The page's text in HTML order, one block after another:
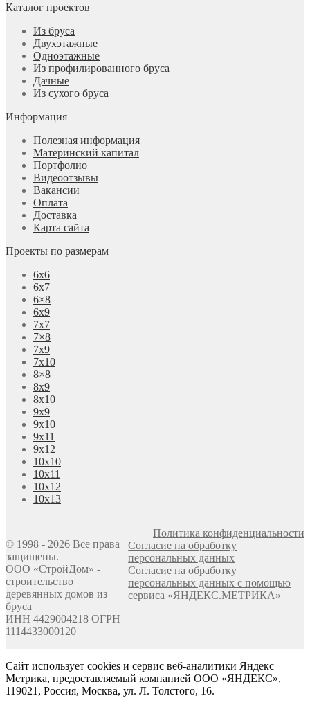
Каталог проектов
Из бруса
Двухэтажные
Одноэтажные
Из профилированного бруса
Дачные
Из сухого бруса
Информация
Полезная информация
Материнский капитал
Портфолио
Видеоотзывы
Вакансии
Оплата
Доставка
Карта сайта
Проекты по размерам
6х6
6х7
6×8
6х9
7х7
7×8
7х9
7х10
8×8
8х9
8х10
9х9
9х10
9х11
9х12
10х10
10х11
10х12
10х13
© 1998 - 2026 Все права
защищены.
ООО «СтройДом» -
строительство
деревянных домов из
бруса
ИНН 4429004218 ОГРН
1114433000120
Политика конфиденциальности
Согласие на обработку
персональных данных
Согласие на обработку
персональных данных с помощью
сервиса «ЯНДЕКС.МЕТРИКА»
Сайт использует cookies и сервис веб-аналитики Яндекс
Метрика, предоставляемый компанией ООО «ЯНДЕКС»,
119021, Россия, Москва, ул. Л. Толстого, 16.